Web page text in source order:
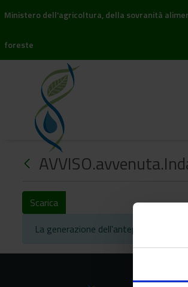
Ministero dell'agricoltura, della sovranità
foreste
Scarica
La generazione dell'anteprima